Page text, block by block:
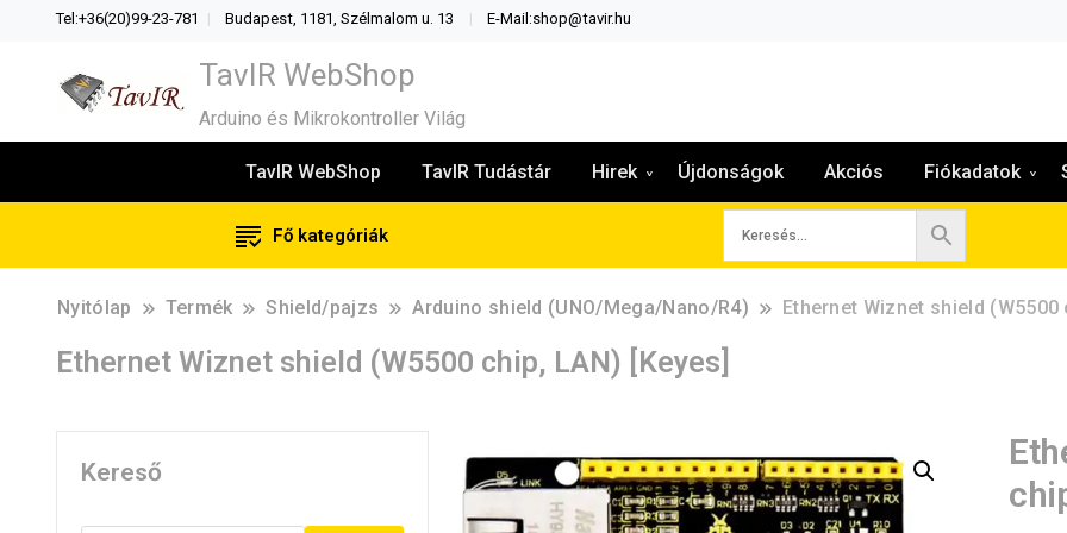
Tel:+36(20)99-23-781 Budapest, 1181, Szélmalom u. 13 E-Mail:shop@tavir.hu
TavIR WebShop
Arduino és Mikrokontroller Világ
TavIR WebShop TavIR Tudástár Hirek Újdonságok Akciós Fiókadatok
Fő kategóriák
Nyitólap Termék Shield/pajzs Arduino shield (UNO/Mega/Nano/R4) Ethernet Wiznet shield (W5500
Ethernet Wiznet shield (W5500 chip, LAN) [Keyes]
Kereső